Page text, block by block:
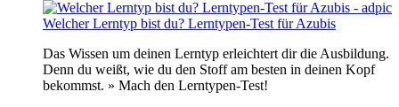
Welcher Lerntyp bist du? Lerntypen-Test für Azubis
Das Wissen um deinen Lerntyp erleichtert dir die Ausbildung.
Denn du weißt, wie du den Stoff am besten in deinen Kopf
bekommst. » Mach den Lerntypen-Test!